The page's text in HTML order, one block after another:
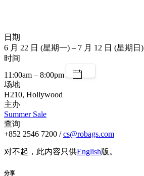
日期
6 月 22 日 (星期一) – 7 月 12 日 (星期日)
时间
11:00am – 8:00pm
场地
H210, Hollywood
主办
Summer Sale
查询
+852 2546 7200 /cs@robags.com
对不起，此内容只供English版。
分享